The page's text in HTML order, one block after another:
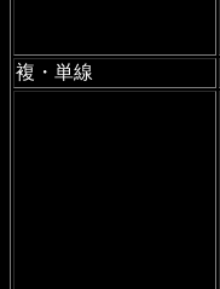
複・単線